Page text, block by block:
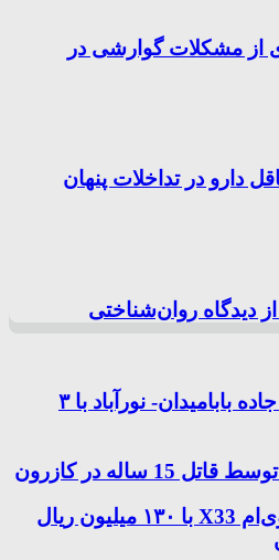
از مشکلات گوارشی در
دارو در تداخلات پنهان
دیدگاه روان‌شناختی
واژگونی پژو۲۰۶ در جاده بابامیدان- نورآباد با ۳
توقیف خودروی ام‌وی‌ام X33 با ۱۳۰ میلیون ریال